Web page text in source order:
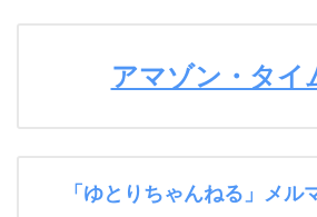
アマゾン・タイ
「ゆとりちゃんねる」メル